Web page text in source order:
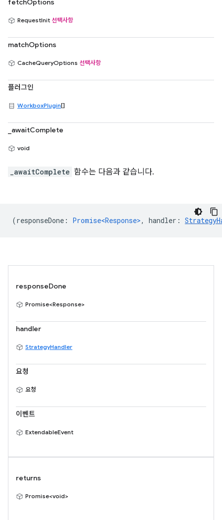
fetchOptions
RequestInit 선택사항
matchOptions
CacheQueryOptions 선택사항
플러그인
WorkboxPlugin[]
_awaitComplete
void
_awaitComplete 함수는 다음과 같습니다.
(responseDone : Promise<Response>, handler :
responseDone
Promise<Response>
handler
StrategyHandler
요청
요청
이벤트
ExtendableEvent
returns
Promise<void>